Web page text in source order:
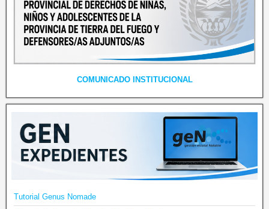
COMUNICADO INSTITUCIONAL
Tutorial Genus Nomade